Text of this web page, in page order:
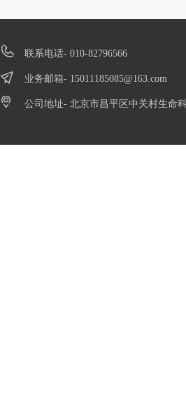
联系电话- 010-82796566
业务邮箱- 15011185085@163.com
公司地址- 北京市昌平区中关村生命